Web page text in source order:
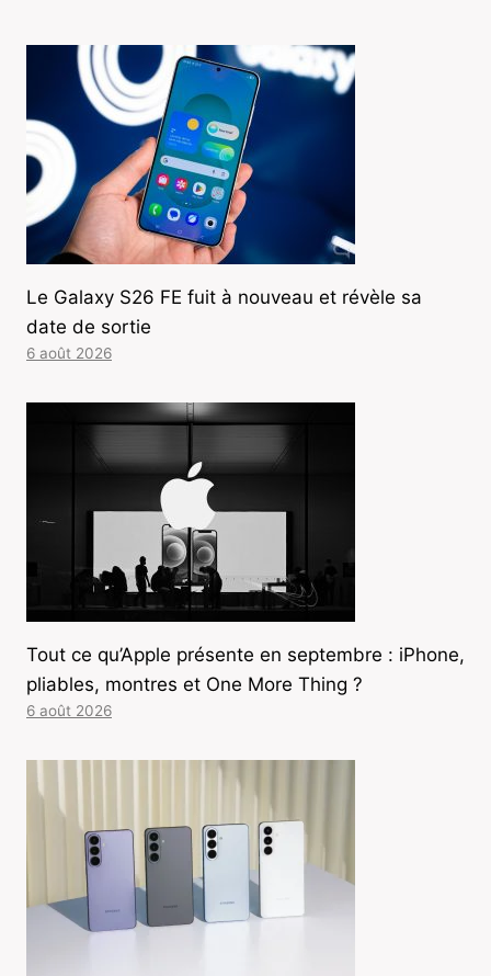
Le Galaxy S26 FE fuit à nouveau et révèle sa
date de sortie
6 août 2026
Tout ce qu’Apple présente en septembre : iPhone,
pliables, montres et One More Thing ?
6 août 2026